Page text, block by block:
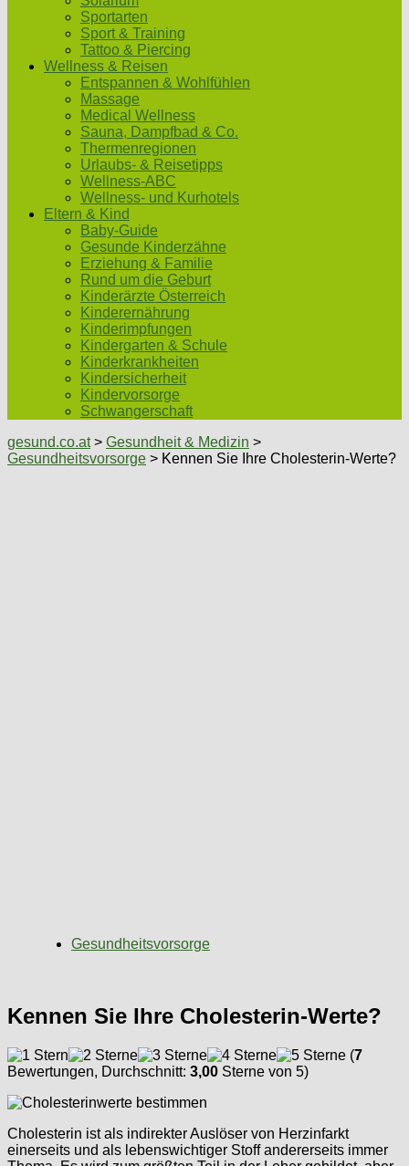
Sportarten
Sport & Training
Tattoo & Piercing
Wellness & Reisen
Entspannen & Wohlfühlen
Massage
Medical Wellness
Sauna, Dampfbad & Co.
Thermenregionen
Urlaubs- & Reisetipps
Wellness-ABC
Wellness- und Kurhotels
Eltern & Kind
Baby-Guide
Gesunde Kinderzähne
Erziehung & Familie
Rund um die Geburt
Kinderärzte Österreich
Kinderernährung
Kinderimpfungen
Kindergarten & Schule
Kinderkrankheiten
Kindersicherheit
Kindervorsorge
Schwangerschaft
gesund.co.at> Gesundheit & Medizin >
Gesundheitsvorsorge > Kennen Sie Ihre Cholesterin-Werte?
Gesundheitsvorsorge
Kennen Sie Ihre Cholesterin-Werte?
(7
Bewertungen, Durchschnitt: 3,00 Sterne von 5)
Cholesterin ist als indirekter Auslöser von Herzinfarkt
einerseits und als lebenswichtiger Stoff andererseits immer